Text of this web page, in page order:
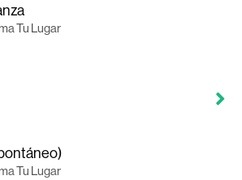
Tu Lugar
Tu Lugar